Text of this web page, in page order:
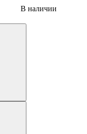
В наличии